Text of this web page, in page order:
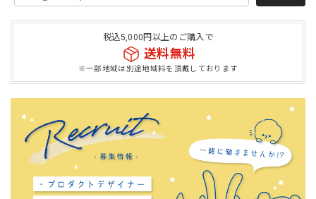
税込5,000円以上のご購入で
送料無料
※一部地域は別途地域料を頂戴しております